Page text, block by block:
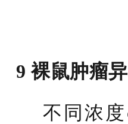
9 裸鼠肿瘤
不同浓度